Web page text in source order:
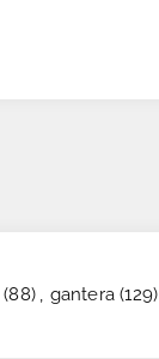
(88) , gantera (129)